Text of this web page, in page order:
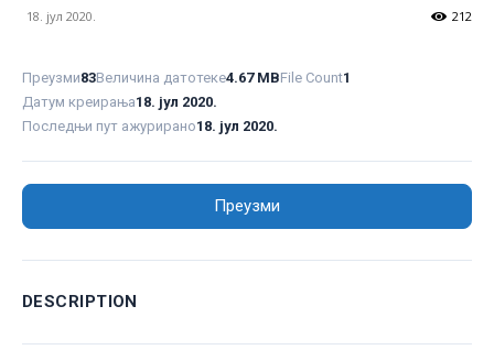
18. јул 2020. 212
Преузми83Величина датотеке4.67 MBFile Count1
Датум креирања18. јул 2020.
Последњи пут ажурирано18. јул 2020.
Преузми
DESCRIPTION